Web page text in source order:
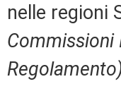
nelle regioni
Commissioni